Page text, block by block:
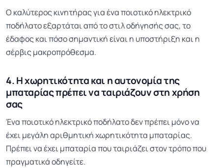
Ο καλύτερος κινητήρας για ένα ποιοτικό ηλεκτρικό
ποδήλατο εξαρτάται από το στιλ οδήγησής σας, το
έδαφος και πόσο σημαντική είναι η υποστήριξη και η
σέρβις μακροπρόθεσμα.
4. Η χωρητικότητα και η αυτονομία της
μπαταρίας πρέπει να ταιριάζουν στη χρήση
σας
Ένα ποιοτικό ηλεκτρικό ποδήλατο δεν πρέπει μόνο να
έχει μεγάλη αριθμητική χωρητικότητα μπαταρίας.
Πρέπει να έχει μπαταρία που ταιριάζει στον τρόπο που
πραγματικά οδηγείτε.